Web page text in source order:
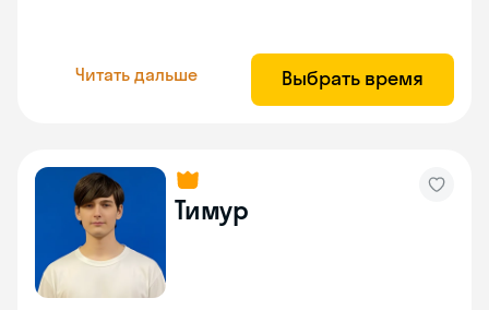
Читать дальше Выбрать время
Тимур